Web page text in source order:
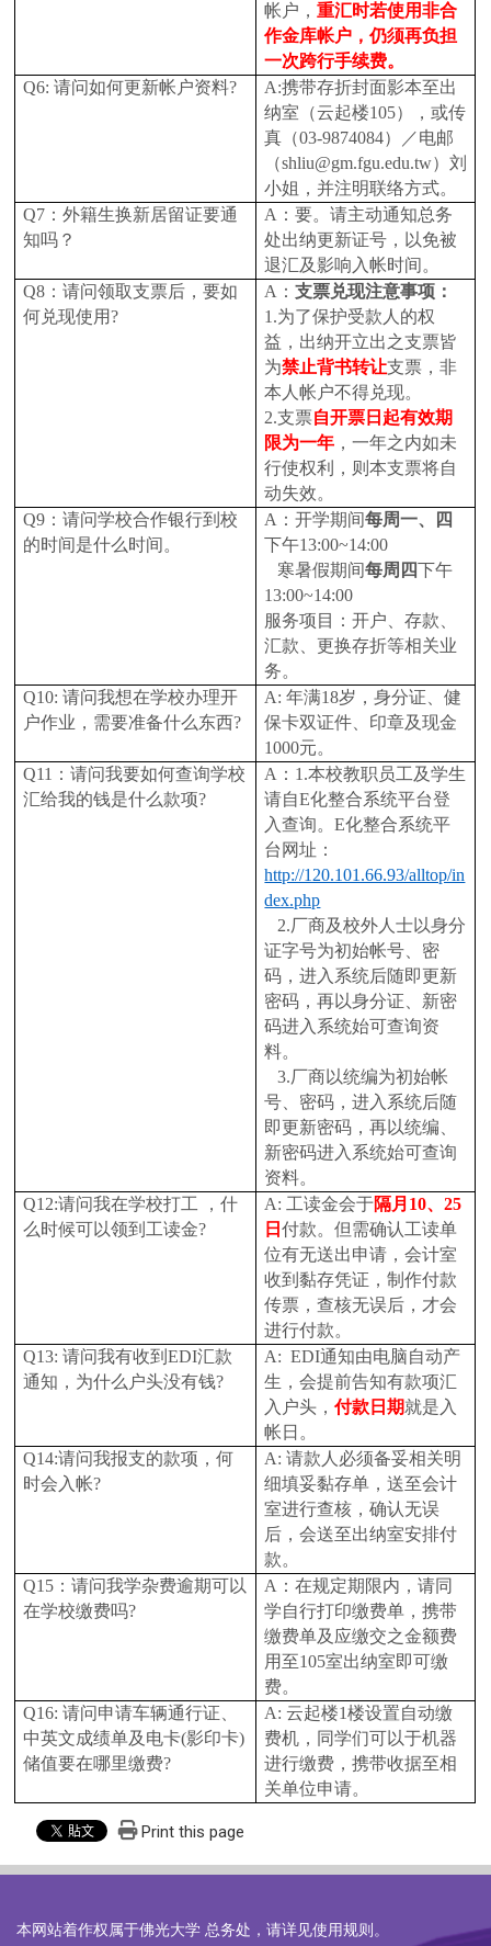
帐户，重汇时若使用非合
作金库帐户，仍须再负担
一次跨行手续费。
Q6:请问如何更新帐户资料? A:携带存折封面影本至出
纳室（云起楼105），或传
真（03-9874084）／电邮
（shliu@gm.fgu.edu.tw）刘
小姐，并注明联络方式。
Q7 ：外籍生换新居留证要通
知吗？
A ：要。请主动通知总务
处出纳更新证号，以免被
退汇及影响入帐时间。
Q8 ：请问领取支票后，要如
何兑现使用?
A ：支票兑现注意事项：
1.为了保护受款人的权
益，出纳开立出之支票皆
为禁止背书转让支票，非
本人帐户不得兑现。
2.支票自开票日起有效期
限为一年 ，一年之内如未
行使权利，则本支票将自
动失效。
Q9 ：请问学校合作银行到校
的时间是什么时间。
A ：开学期间每周一、四
下午13:00~14:00
寒暑假期间每周四下午
13:00~14:00
服务项目：开户、存款、
汇款、更换存折等相关业
务。
Q10:请问我想在学校办理开
户作业，需要准备什么东西?
A:年满18岁，身分证、健
保卡双证件、印章及现金
1000元。
Q11 ：请问我要如何查询学校
汇给我的钱是什么款项?
A ：1.本校教职员工及学生
请自E化整合系统平台登
入查询。E化整合系统平
台网址：
http://120.101.66.93/alltop/in
dex.php
2.厂商及校外人士以身分
证字号为初始帐号、密
码，进入系统后随即更新
密码，再以身分证、新密
码进入系统始可查询资
料。
3.厂商以统编为初始帐
号、密码，进入系统后随
即更新密码，再以统编、
新密码进入系统始可查询
资料。
Q12:请问我在学校打工 ，什
么时候可以领到工读金?
A: 工读金会于隔月10、25
日付款。但需确认工读单
位有无送出申请，会计室
收到黏存凭证，制作付款
传票，查核无误后，才会
进行付款。
Q13:请问我有收到EDI汇款
通知，为什么户头没有钱?
A: EDI通知由电脑自动产
生，会提前告知有款项汇
入户头，付款日期就是入
帐日。
Q14:请问我报支的款项，何
时会入帐?
A:请款人必须备妥相关明
细填妥黏存单，送至会计
室进行查核，确认无误
后，会送至出纳室安排付
款。
Q15 ：请问我学杂费逾期可以
在学校缴费吗?
A ：在规定期限内，请同
学自行打印缴费单，携带
缴费单及应缴交之金额费
用至105室出纳室即可缴
费。
Q16:请问申请车辆通行证、
中英文成绩单及电卡(影印卡)
储值要在哪里缴费?
A:云起楼1楼设置自动缴
费机，同学们可以于机器
进行缴费，携带收据至相
关单位申请。
Print this page
本网站着作权属于佛光大学 总务处，请详见使用规则 。